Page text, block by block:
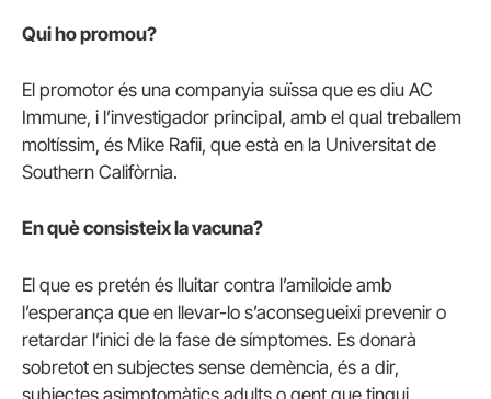
Qui ho promou?
El promotor és una companyia suïssa que es diu AC
Immune, i l’investigador principal, amb el qual treballem
moltíssim, és Mike Rafii, que està en la Universitat de
Southern Califòrnia.
En què consisteix la vacuna?
El que es pretén és lluitar contra l’amiloide amb
l’esperança que en llevar-lo s’aconsegueixi prevenir o
retardar l’inici de la fase de símptomes. Es donarà
sobretot en subjectes sense demència, és a dir,
subjectes asimptomàtics adults o gent que tingui